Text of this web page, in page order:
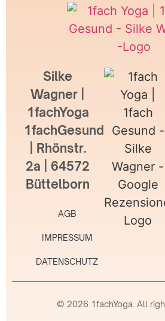
Silke
Wagner |
1fachYoga
1fachGesund
| Rhönstr.
2a | 64572
Büttelborn
AGB
IMPRESSUM
DATENSCHUTZ
© 2026 1fachYoga. All